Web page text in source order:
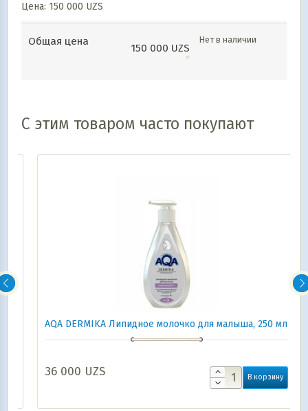
Цена: 150 000 UZS
Общая цена
150 000 UZS
Нет в наличии
С этим товаром часто покупают
AQA DERMIKA Липидное молочко для малыша, 250 мл
36 000UZS В корзину